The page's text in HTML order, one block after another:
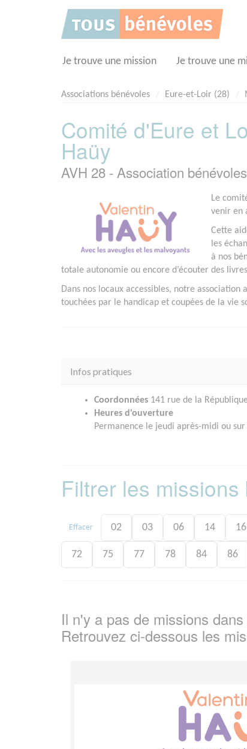
Je trouve une mission Je trouve une
Associations bénévoles Eure-et-Loir (28)
Comité d'Eure et
Haüy
AVH 28 - Association
Le
venir en
Cette
les
à nos
totale autonomie ou encore d’écouter des
Dans nos locaux accessibles, notre
touchées par le handicap et coupées de la vie
Infos pratiques
Coordonnées 141 rue de la
Heures d'ouverture
Permanence le jeudi après-midi ou sur
Filtrer les
Effacer 02 03 06 14 16
72 75 77 78 84 86
Il n'y a pas de missions
Retrouvez ci-dessous les